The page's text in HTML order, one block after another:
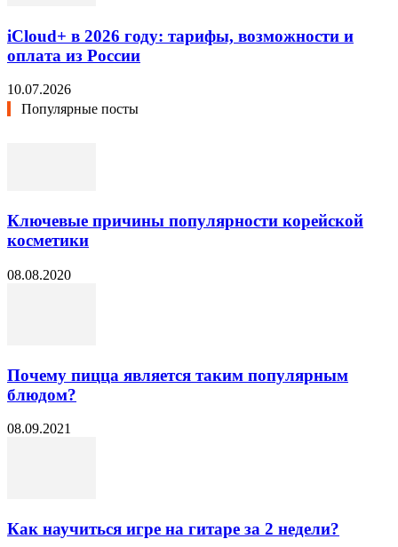
iCloud+ в 2026 году: тарифы, возможности и
оплата из России
10.07.2026
Популярные посты
Ключевые причины популярности корейской
косметики
08.08.2020
Почему пицца является таким популярным
блюдом?
08.09.2021
Как научиться игре на гитаре за 2 недели?